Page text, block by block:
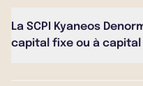
La SCPI Kyaneos
capital fixe ou à capital